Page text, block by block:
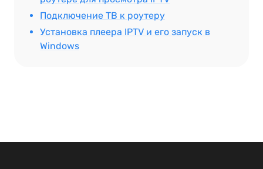
Подключение ТВ к роутеру
Установка плеера IPTV и его запуск в
Windows